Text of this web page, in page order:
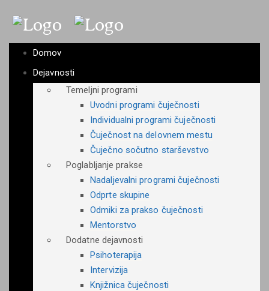
Domov
Dejavnosti
Temeljni programi
Uvodni programi čuječnosti
Individualni programi čuječnosti
Čuječnost na delovnem mestu
Čuječno sočutno starševstvo
Poglabljanje prakse
Nadaljevalni programi čuječnosti
Odprte skupine
Odmiki za prakso čuječnosti
Mentorstvo
Dodatne dejavnosti
Psihoterapija
Intervizija
Knjižnica čuječnosti